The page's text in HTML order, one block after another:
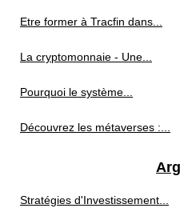
Etre former à Tracfin dans...
La cryptomonnaie - Une...
Pourquoi le système...
Découvrez les métaverses :...
Stratégies d'Investissement...